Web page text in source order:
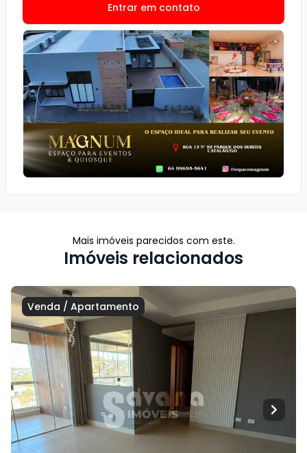
Entrar em contato
Mais imóveis parecidos com este.
Imóveis relacionados
Venda / Apartamento